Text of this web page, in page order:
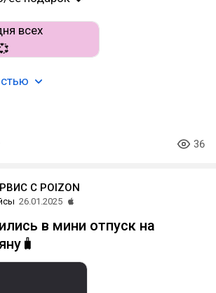
36
С POIZON
26.01.2025
в мини отпуск на